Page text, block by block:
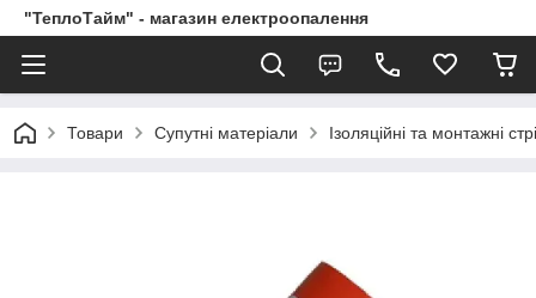
"ТеплоТайм" - магазин електроопалення
Товари Супутні матеріали Ізоляційні та монтажні